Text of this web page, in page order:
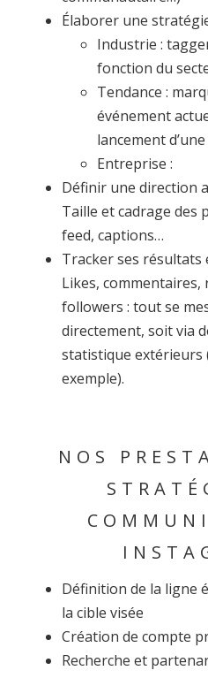
Élaborer une
Industrie :
fonction du
Tendance :
événement
lancement
Entreprise :
Définir une direction
Taille et cadrage des
feed, captions…
Tracker ses résultats
Likes, commentaires,
followers : tout se
directement, soit via
statistique extérieurs
exemple).
NOS
Définition de la ligne
la cible visée
Création de compte
Recherche et